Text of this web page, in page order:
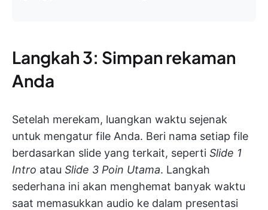
Langkah 3: Simpan rekaman
Anda
Setelah merekam, luangkan waktu sejenak
untuk mengatur file Anda. Beri nama setiap file
berdasarkan slide yang terkait, seperti Slide 1
Intro atau Slide 3 Poin Utama. Langkah
sederhana ini akan menghemat banyak waktu
saat memasukkan audio ke dalam presentasi